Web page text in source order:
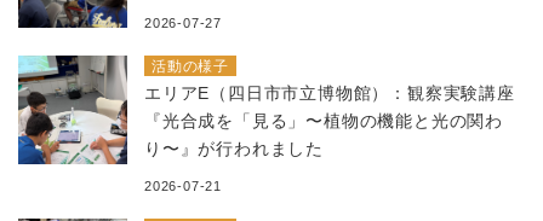
2026-07-27
活動の様子
エリアE（四日市市立博物館）：観察実験講座
『光合成を「見る」〜植物の機能と光の関わ
り〜』が行われました
2026-07-21